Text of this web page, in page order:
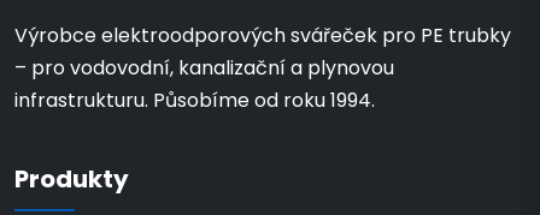
Výrobce elektroodporových svářeček pro PE trubky
– pro vodovodní, kanalizační a plynovou
infrastrukturu. Působíme od roku 1994.
Produkty